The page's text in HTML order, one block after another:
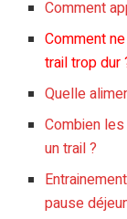
Comment
Comment
trail trop dur
Quelle
Combien
un trail ?
pause